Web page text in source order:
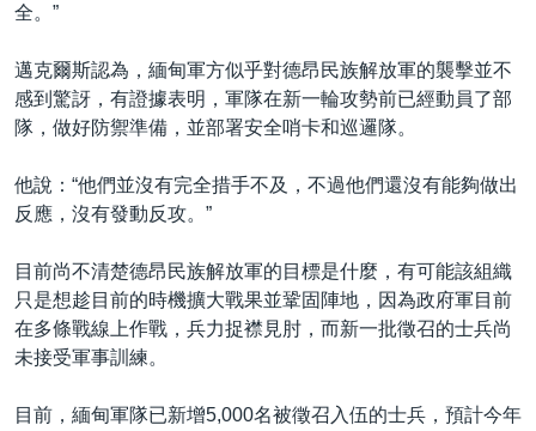
全。”
邁克爾斯認為，緬甸軍方似乎對德昂民族解放軍的襲擊並不
感到驚訝，有證據表明，軍隊在新一輪攻勢前已經動員了部
隊，做好防禦準備，並部署安全哨卡和巡邏隊。
他說：“他們並沒有完全措手不及，不過他們還沒有能夠做出
反應，沒有發動反攻。”
目前尚不清楚德昂民族解放軍的目標是什麼，有可能該組織
只是想趁目前的時機擴大戰果並鞏固陣地，因為政府軍目前
在多條戰線上作戰，兵力捉襟見肘，而新一批徵召的士兵尚
未接受軍事訓練。
目前，緬甸軍隊已新增5,000名被徵召入伍的士兵，預計今年